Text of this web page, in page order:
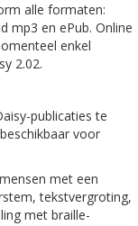
alle formaten:
mp3 en ePub. Online
enkel
2.02.
publicaties te
voor
met een
tekstvergroting,
met braille-